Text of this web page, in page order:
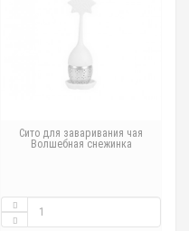
Сито для заваривания чая
Волшебная снежинка